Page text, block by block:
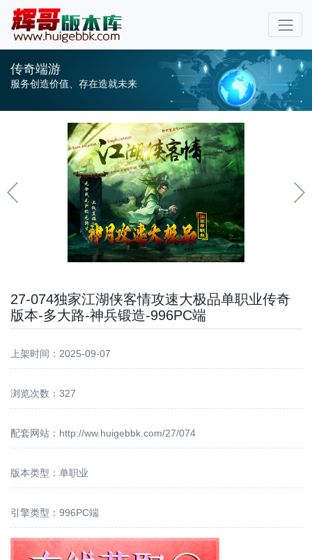
传奇端游
服务创造价值、存在造就未来
27-074独家江湖侠客情攻速大极品单职业传奇
版本-多大路-神兵锻造-996PC端
上架时间：2025-09-07
浏览次数：327
配套网站： http://ww.huigebbk.com/27/074
版本类型：单职业
引擎类型：996PC端